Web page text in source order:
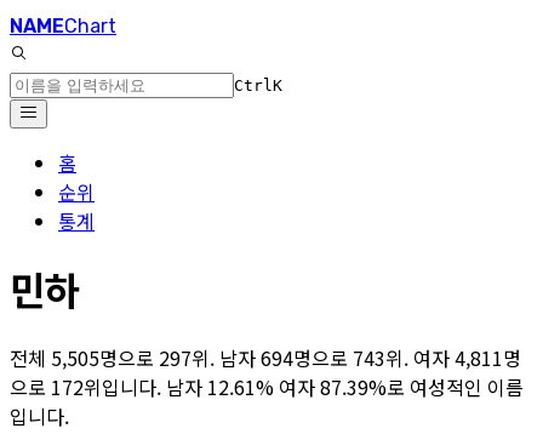
NAMEChart
CtrlK
홈
순위
통계
민하
전체 5,505명으로 297위. 남자 694명으로 743위. 여자 4,811명
으로 172위입니다. 남자 12.61% 여자 87.39%로 여성적인 이름
입니다.